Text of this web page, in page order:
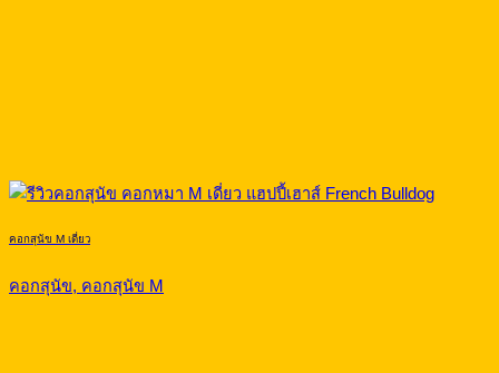
คอกสุนัข M เดี่ยว
คอกสุนัข, คอกสุนัข M